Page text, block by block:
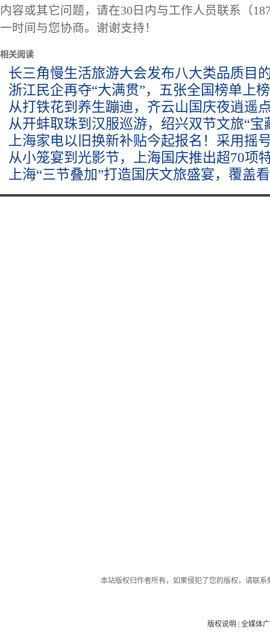
内容或其它问题，请在30日内与工作人员联系（
一时间与您协商。谢谢支持！
相关阅读
长三角慢生活旅游大会发布八大类品质目
浙江民企再夺“大满贯”，五张全国榜单上
从打铁花到养生蹦迪，齐云山国庆夜逍遥
从开蚌取珠到汉服巡游，绍兴双节文旅“宝
上海家电以旧换新补贴今起报名！采用摇
从小笼宴到光影节，上海国庆推出超70项
上海“三节叠加”打造国庆文旅盛宴，覆盖
本站版权归作者所有，如果侵犯了您的版权，请联
版权说明 |全媒体